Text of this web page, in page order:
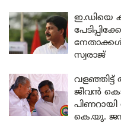
ഇ.ഡിയെ
സ്വരാജ്
വളഞ്ഞിട്ട്
ജീവൻ
കെ.യു.